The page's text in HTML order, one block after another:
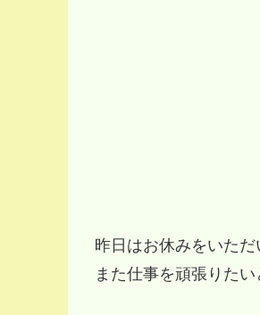
昨日はお休みをいた
また仕事を頑張りたい